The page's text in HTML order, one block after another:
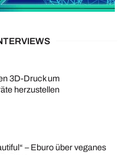
3D-Druck um
herzustellen
– Eburo über veganes